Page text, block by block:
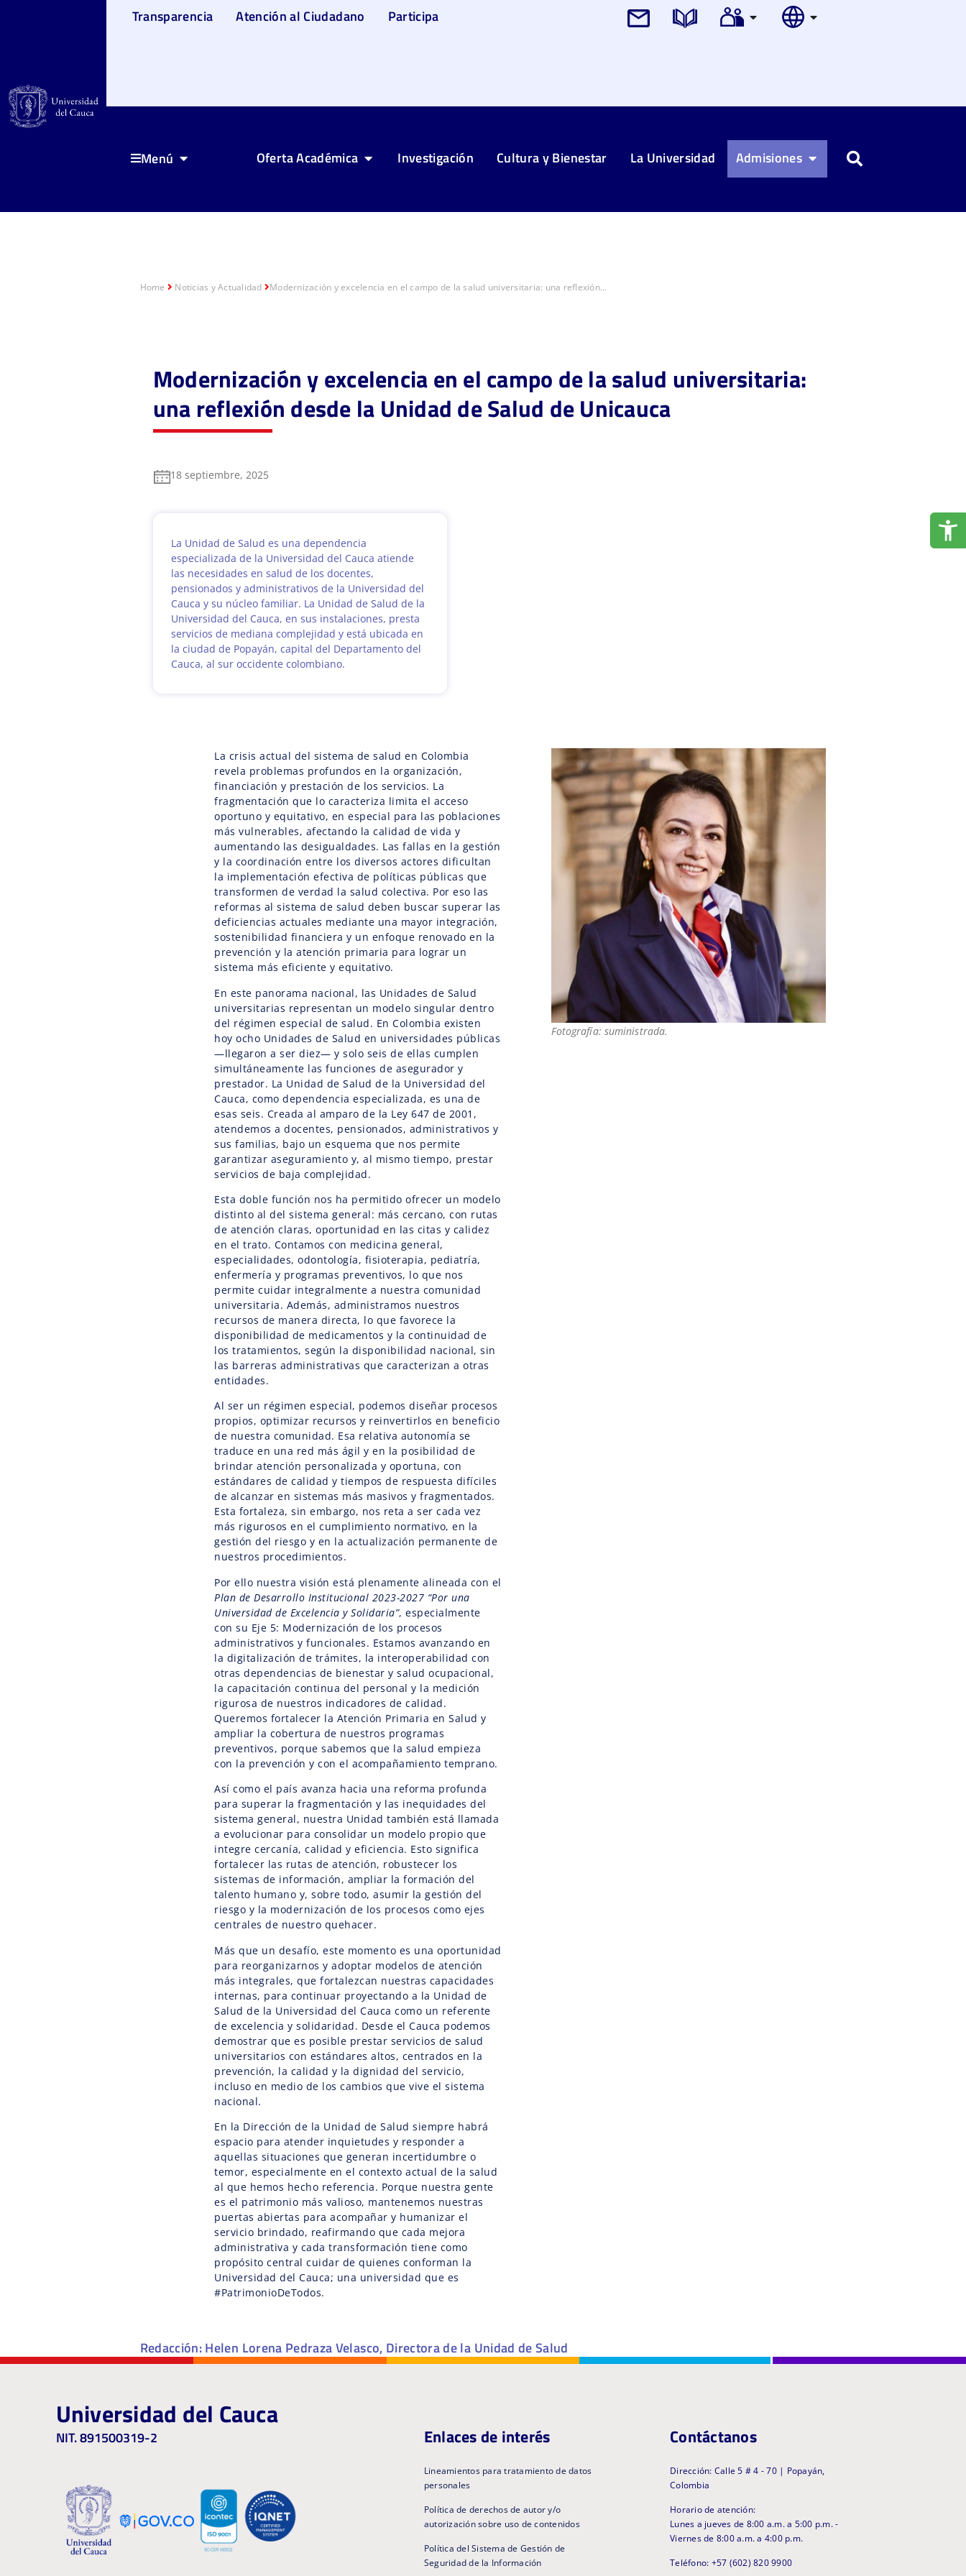
Transparencia Atención al Ciudadano Participa
Menú Oferta Académica Investigación Cultura y Bienestar La Universidad Admisiones Buscar
Home Noticias y Actualidad Modernización y excelencia en el campo de la salud universitaria: una reflexión...
Modernización y excelencia en el campo de la salud universitaria:
una reflexión desde la Unidad de Salud de Unicauca
18 septiembre, 2025
La Unidad de Salud es una dependencia
especializada de la Universidad del Cauca atiende
las necesidades en salud de los docentes,
pensionados y administrativos de la Universidad del
Cauca y su núcleo familiar. La Unidad de Salud de la
Universidad del Cauca, en sus instalaciones, presta
servicios de mediana complejidad y está ubicada en
la ciudad de Popayán, capital del Departamento del
Cauca, al sur occidente colombiano.
La crisis actual del sistema de salud en Colombia
revela problemas profundos en la organización,
financiación y prestación de los servicios. La
fragmentación que lo caracteriza limita el acceso
oportuno y equitativo, en especial para las poblaciones
más vulnerables, afectando la calidad de vida y
aumentando las desigualdades. Las fallas en la gestión
y la coordinación entre los diversos actores dificultan
la implementación efectiva de políticas públicas que
transformen de verdad la salud colectiva. Por eso las
reformas al sistema de salud deben buscar superar las
deficiencias actuales mediante una mayor integración,
sostenibilidad financiera y un enfoque renovado en la
prevención y la atención primaria para lograr un
sistema más eficiente y equitativo.
En este panorama nacional, las Unidades de Salud
universitarias representan un modelo singular dentro
del régimen especial de salud. En Colombia existen
hoy ocho Unidades de Salud en universidades públicas
—llegaron a ser diez— y solo seis de ellas cumplen
simultáneamente las funciones de asegurador y
prestador. La Unidad de Salud de la Universidad del
Cauca, como dependencia especializada, es una de
esas seis. Creada al amparo de la Ley 647 de 2001,
atendemos a docentes, pensionados, administrativos y
sus familias, bajo un esquema que nos permite
garantizar aseguramiento y, al mismo tiempo, prestar
servicios de baja complejidad.
Esta doble función nos ha permitido ofrecer un modelo
distinto al del sistema general: más cercano, con rutas
de atención claras, oportunidad en las citas y calidez
en el trato. Contamos con medicina general,
especialidades, odontología, fisioterapia, pediatría,
enfermería y programas preventivos, lo que nos
permite cuidar integralmente a nuestra comunidad
universitaria. Además, administramos nuestros
recursos de manera directa, lo que favorece la
disponibilidad de medicamentos y la continuidad de
los tratamientos, según la disponibilidad nacional, sin
las barreras administrativas que caracterizan a otras
entidades.
Al ser un régimen especial, podemos diseñar procesos
propios, optimizar recursos y reinvertirlos en beneficio
de nuestra comunidad. Esa relativa autonomía se
traduce en una red más ágil y en la posibilidad de
brindar atención personalizada y oportuna, con
estándares de calidad y tiempos de respuesta difíciles
de alcanzar en sistemas más masivos y fragmentados.
Esta fortaleza, sin embargo, nos reta a ser cada vez
más rigurosos en el cumplimiento normativo, en la
gestión del riesgo y en la actualización permanente de
nuestros procedimientos.
Por ello nuestra visión está plenamente alineada con el
Plan de Desarrollo Institucional 2023-2027 “Por una
Universidad de Excelencia y Solidaria”, especialmente
con su Eje 5: Modernización de los procesos
administrativos y funcionales. Estamos avanzando en
la digitalización de trámites, la interoperabilidad con
otras dependencias de bienestar y salud ocupacional,
la capacitación continua del personal y la medición
rigurosa de nuestros indicadores de calidad.
Queremos fortalecer la Atención Primaria en Salud y
ampliar la cobertura de nuestros programas
preventivos, porque sabemos que la salud empieza
con la prevención y con el acompañamiento temprano.
Así como el país avanza hacia una reforma profunda
para superar la fragmentación y las inequidades del
sistema general, nuestra Unidad también está llamada
a evolucionar para consolidar un modelo propio que
integre cercanía, calidad y eficiencia. Esto significa
fortalecer las rutas de atención, robustecer los
sistemas de información, ampliar la formación del
talento humano y, sobre todo, asumir la gestión del
riesgo y la modernización de los procesos como ejes
centrales de nuestro quehacer.
Más que un desafío, este momento es una oportunidad
para reorganizarnos y adoptar modelos de atención
más integrales, que fortalezcan nuestras capacidades
internas, para continuar proyectando a la Unidad de
Salud de la Universidad del Cauca como un referente
de excelencia y solidaridad. Desde el Cauca podemos
demostrar que es posible prestar servicios de salud
universitarios con estándares altos, centrados en la
prevención, la calidad y la dignidad del servicio,
incluso en medio de los cambios que vive el sistema
nacional.
En la Dirección de la Unidad de Salud siempre habrá
espacio para atender inquietudes y responder a
aquellas situaciones que generan incertidumbre o
temor, especialmente en el contexto actual de la salud
al que hemos hecho referencia. Porque nuestra gente
es el patrimonio más valioso, mantenemos nuestras
puertas abiertas para acompañar y humanizar el
servicio brindado, reafirmando que cada mejora
administrativa y cada transformación tiene como
propósito central cuidar de quienes conforman la
Universidad del Cauca; una universidad que es
#PatrimonioDeTodos.
Fotografía: suministrada.
Redacción: Helen Lorena Pedraza Velasco, Directora de la Unidad de Salud
Universidad del Cauca
NIT. 891500319-2 Enlaces de interés
Lineamientos para tratamiento de datos
personales
Política de derechos de autor y/o
autorización sobre uso de contenidos
Política del Sistema de Gestión de
Seguridad de la Información
Contáctanos
Dirección: Calle 5 # 4 - 70 | Popayán,
Colombia
Horario de atención:
Lunes a jueves de 8:00 a.m. a 5:00 p.m. -
Viernes de 8:00 a.m. a 4:00 p.m.
Teléfono: +57 (602) 820 9900